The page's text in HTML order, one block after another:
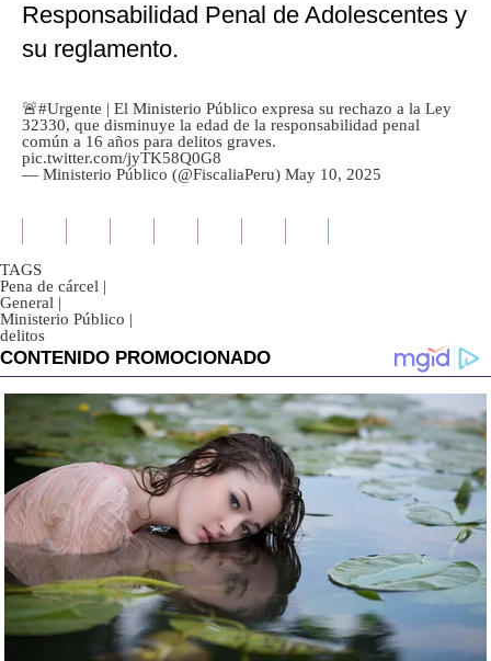
Responsabilidad Penal de Adolescentes y
su reglamento.
🚨#Urgente | El Ministerio Público expresa su rechazo a la Ley
32330, que disminuye la edad de la responsabilidad penal
común a 16 años para delitos graves.
pic.twitter.com/jyTK58Q0G8
— Ministerio Público (@FiscaliaPeru) May 10, 2025
TAGS
Pena de cárcel |
General |
Ministerio Público |
delitos